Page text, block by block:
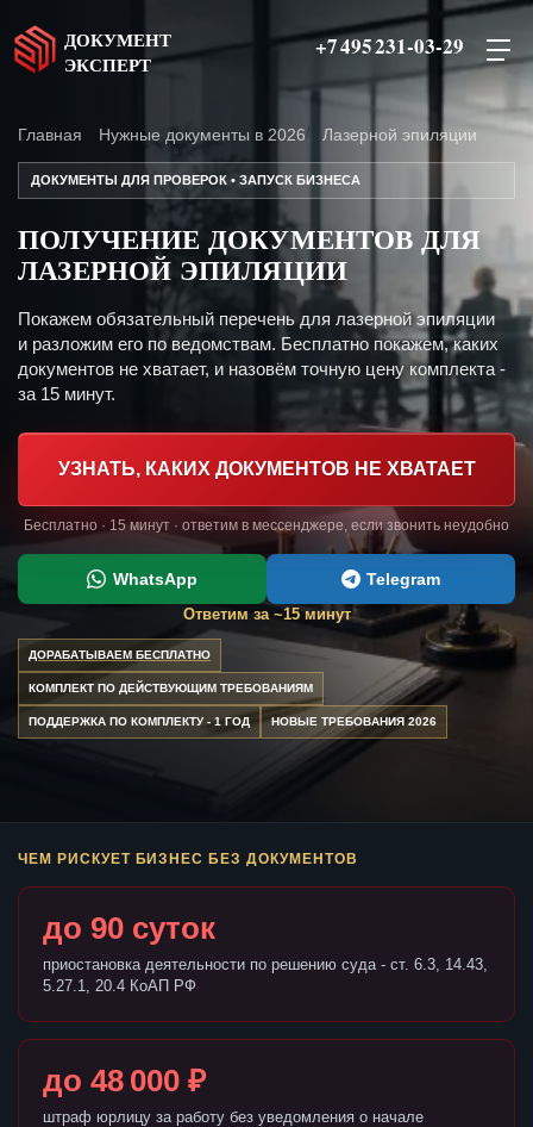
ДОКУМЕНТ
ЭКСПЕРТ
+7 495 231-03-29
Главная Нужные документы в 2026 Лазерной эпиляции
ДОКУМЕНТЫ ДЛЯ ПРОВЕРОК • ЗАПУСК БИЗНЕСА
ПОЛУЧЕНИЕ ДОКУМЕНТОВ ДЛЯ
ЛАЗЕРНОЙ ЭПИЛЯЦИИ
Покажем обязательный перечень для лазерной эпиляции
и разложим его по ведомствам. Бесплатно покажем, каких
документов не хватает, и назовём точную цену комплекта -
за 15 минут.
УЗНАТЬ, КАКИХ ДОКУМЕНТОВ НЕ ХВАТАЕТ
Бесплатно · 15 минут · ответим в мессенджере, если звонить неудобно
WhatsApp Telegram
Ответим за ~15 минут
ДОРАБАТЫВАЕМ БЕСПЛАТНО
КОМПЛЕКТ ПО ДЕЙСТВУЮЩИМ ТРЕБОВАНИЯМ
ПОДДЕРЖКА ПО КОМПЛЕКТУ - 1 ГОД НОВЫЕ ТРЕБОВАНИЯ 2026
ЧЕМ РИСКУЕТ БИЗНЕС БЕЗ ДОКУМЕНТОВ
до 90 суток
приостановка деятельности по решению суда - ст. 6.3, 14.43,
5.27.1, 20.4 КоАП РФ
до 48 000 ₽
штраф юрлицу за работу без уведомления о начале